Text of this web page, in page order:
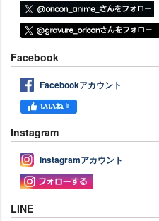
Facebook
Facebookアカウント
Instagram
Instagramアカウント
LINE